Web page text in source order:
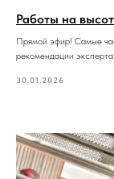
Работы на
Прямой эфир! Самые
рекомендации эксперта.
30.01.2026